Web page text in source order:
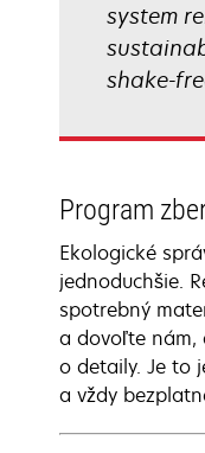
system
shake-
Program
Ekologické
jednoduchšie.
spotrebný
a dovoľte nám,
o detaily. Je to
a vždy